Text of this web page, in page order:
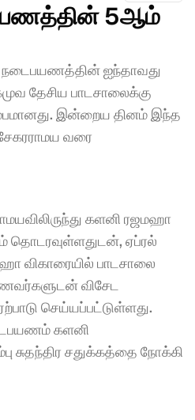
5ஆம்
ஐந்தாவது
தேசிய பாடசாலைக்கு
இன்றைய தினம் இந்த
வரை
களனி ரஜமஹா
தொடரவுள்ளதுடன், ஏப்ரல்
விகாரையில் பாடசாலை
விசேட
செய்யப்பட்டுள்ளது.
களனி
சுதந்திர சதுக்கத்தை நோக்கி